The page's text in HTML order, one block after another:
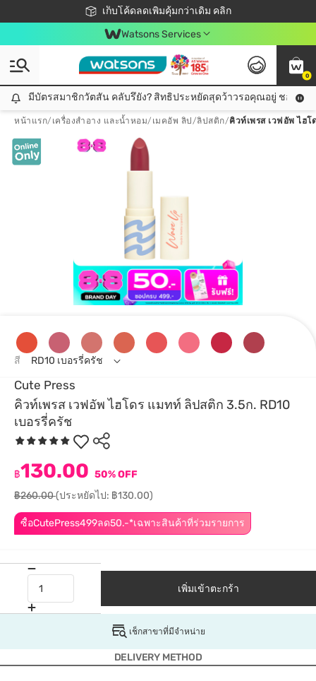
เก็บโค้ดลดเพิ่มคุ้มกว่าเดิม คลิก
ชอปออนไลน์ครั้งแรก ลดเพิ่มจุก ๆ 10%! 🎉
📦ส่งฟรี! เมื่อชอป 499฿
สมาชิกวัตสัน คลับดียังไง?
Watsons Services
0
มีบัตรสมาชิกวัตสัน คลับรึยัง? สิทธิประหยัดสุดว้าวรอคุณอยู่ ชอปคุ้มกว่าเดิม คลิก!
มีบัตรสมาชิกวัตสัน คลับรึยัง? สิทธิประหยัดสุดว้าวรอคุณอยู่ ชอปคุ้มก
หน้าแรก/ เครื่องสำอาง และน้ำหอม/ เมคอัพ ลิป /ลิปสติก/คิวท์เพรส เวฟอัพ ไฮ
Cute Press
คิวท์เพรส เวฟอัพ ไฮโดร แมทท์ ลิปสติก 3.5ก. RD10
เบอรรี่ครัช
ซื้อCutePress499ลด50.-*เฉพาะสินค้าที่ร่วมรายการ
฿130.00 50% OFF
฿260.00(ประหยัดไป: ฿130.00)
สี RD10 เบอรรี่ครัช
เพิ่มเข้าตะกร้า
เช็กสาขาที่มีจำหน่าย
DELIVERY METHOD